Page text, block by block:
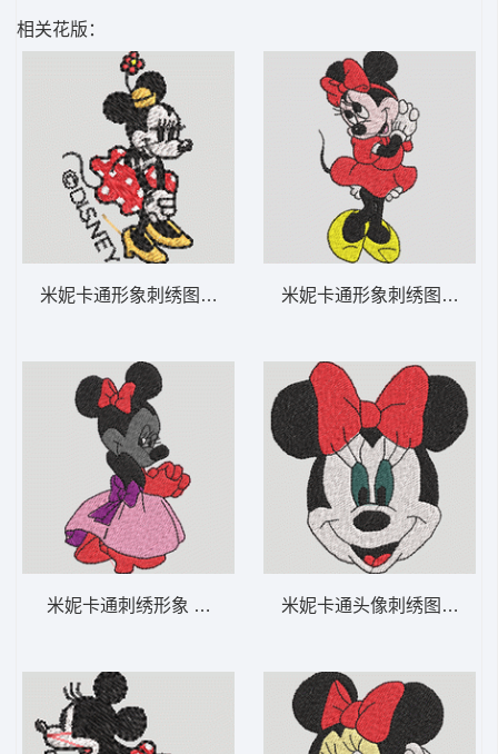
相关花版：
米妮卡通形象刺绣图案 米妮 51-DST格式
米妮卡通刺绣形象 米妮 50-DST格式
米妮卡通形象刺绣图案 米
米妮卡通头像刺绣图案 米